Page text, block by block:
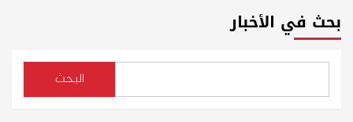
بحث في الأخبار
البحث